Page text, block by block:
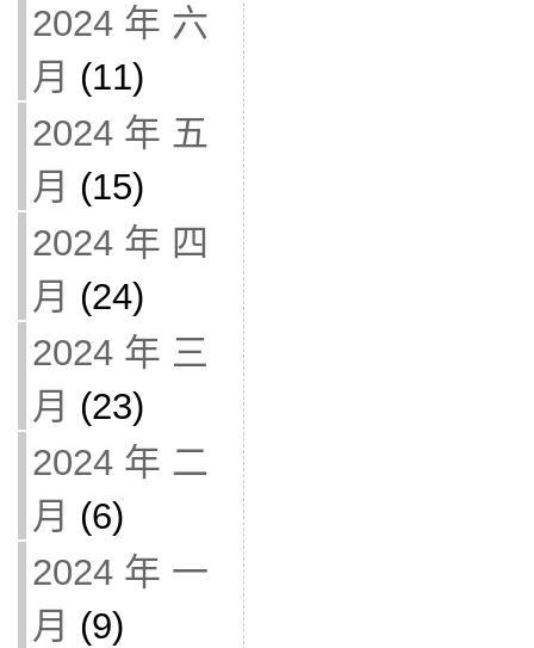
2024 年 六
月 (11)
2024 年 五
月 (15)
2024 年 四
月 (24)
2024 年 三
月 (23)
2024 年 二
月 (6)
2024 年 一
月 (9)